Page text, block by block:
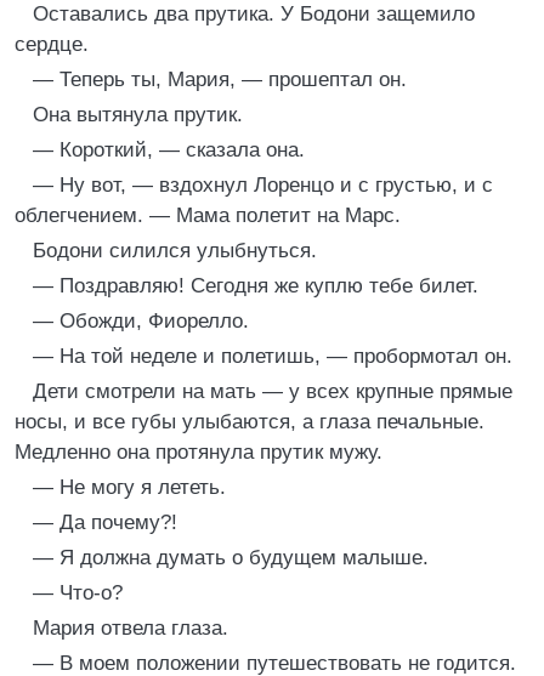
Оставались два прутика. У Бодони защемило
сердце.
— Теперь ты, Мария, — прошептал он.
Она вытянула прутик.
— Короткий, — сказала она.
— Ну вот, — вздохнул Лоренцо и с грустью, и с
облегчением. — Мама полетит на Марс.
Бодони силился улыбнуться.
— Поздравляю! Сегодня же куплю тебе билет.
— Обожди, Фиорелло.
— На той неделе и полетишь, — пробормотал он.
Дети смотрели на мать — у всех крупные прямые
носы, и все губы улыбаются, а глаза печальные.
Медленно она протянула прутик мужу.
— Не могу я лететь.
— Да почему?!
— Я должна думать о будущем малыше.
— Что-о?
Мария отвела глаза.
— В моем положении путешествовать не годится.